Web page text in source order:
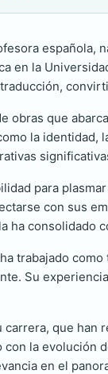
española,
en la
obras que
la
para
con sus
ha
trabajado
Su
que
la
en el